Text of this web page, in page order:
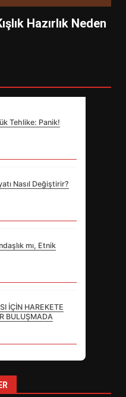
Hazırlık Neden
Tehlike: Panik!
Nasıl Değiştirir?
mı, Etnik
İÇİN HAREKETE
BULUŞMADA
NE